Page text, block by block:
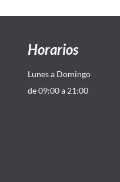
Horarios
Lunes a Domingo
de 09:00 a 21:00